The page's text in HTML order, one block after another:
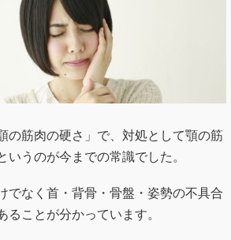
の筋肉の硬さ」で、対処として顎の筋
いうのが今までの常識でした。
でなく首・背骨・骨盤・姿勢の不具合
ることが分かっています。